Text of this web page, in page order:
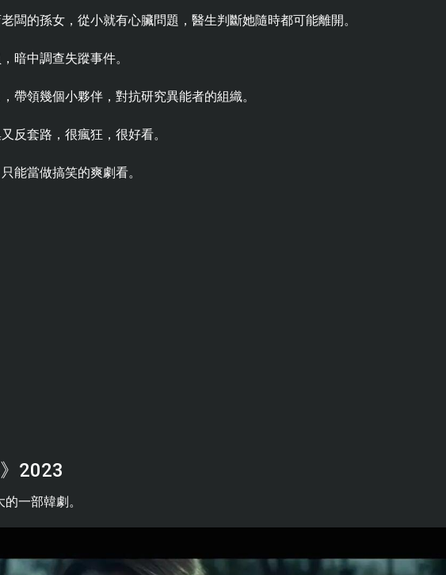
闆的孫女，從小就有心臟問題，醫生判斷她隨時都可能離開。
暗中調查失蹤事件。
帶領幾個小夥伴，對抗研究異能者的組織。
反套路，很瘋狂，很好看。
能當做搞笑的爽劇看。
2023
一部韓劇。